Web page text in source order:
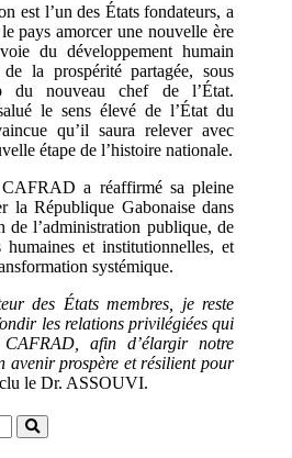
est l’un des États fondateurs, a
pays amorcer une nouvelle ère
du développement humain
la prospérité partagée, sous
du nouveau chef de l’État.
le sens élevé de l’État du
qu’il saura relever avec
étape de l’histoire nationale.
a réaffirmé sa pleine
la République Gabonaise dans
de l’administration publique, de
humaines et institutionnelles, et
systémique.
des États membres, je reste
les relations privilégiées qui
afin d’élargir notre
avenir prospère et résilient pour
le Dr. ASSOUVI.